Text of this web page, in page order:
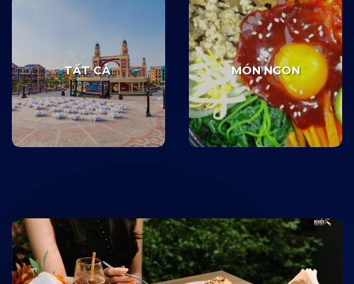
TẤT CẢ MÓN NGON